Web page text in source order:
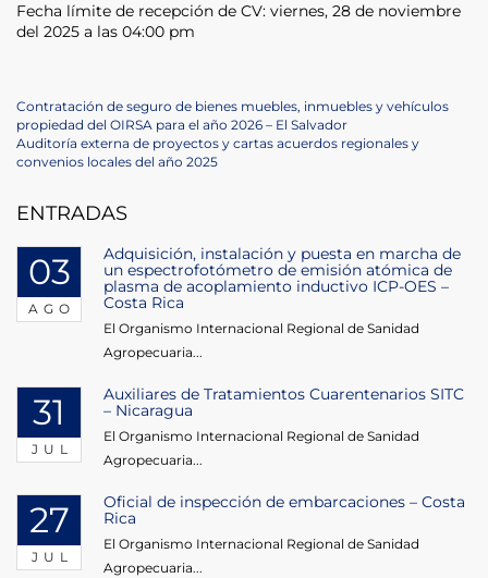
Fecha límite de recepción de CV: viernes, 28 de noviembre
del 2025 a las 04:00 pm
Navegación
de
Previous
Post
Contratación de seguro de bienes muebles, inmuebles y vehículos
propiedad del OIRSA para el año 2026 – El Salvador
Next
Post
Auditoría externa de proyectos y cartas acuerdos regionales y
convenios locales del año 2025
ENTRADAS
03
AGO
Adquisición, instalación y puesta en marcha de
un espectrofotómetro de emisión atómica de
plasma de acoplamiento inductivo ICP-OES –
Costa Rica
El Organismo Internacional Regional de Sanidad
Agropecuaria...
31
JUL
Auxiliares de Tratamientos Cuarentenarios SITC
– Nicaragua
El Organismo Internacional Regional de Sanidad
Agropecuaria...
27
JUL
Oficial de inspección de embarcaciones – Costa
Rica
El Organismo Internacional Regional de Sanidad
Agropecuaria...